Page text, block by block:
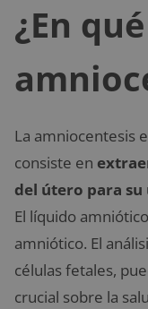
¿En
La amniocentesis
consiste en
del útero para
El líquido
amniótico. El
células fetales,
crucial sobre la